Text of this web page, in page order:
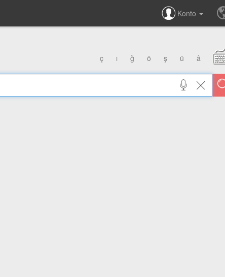
Konto
ç ı ğ ö ş ü â